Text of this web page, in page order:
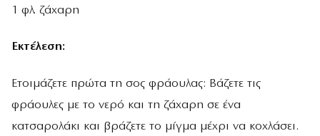
1 φλ. ζάχαρη
Εκτέλεση:
Ετοιμάζετε πρώτα τη σος φράουλας: Βάζετε τις
φράουλες με το νερό και τη ζάχαρη σε ένα
κατσαρολάκι και βράζετε το μίγμα μέχρι να κοχλάσει.